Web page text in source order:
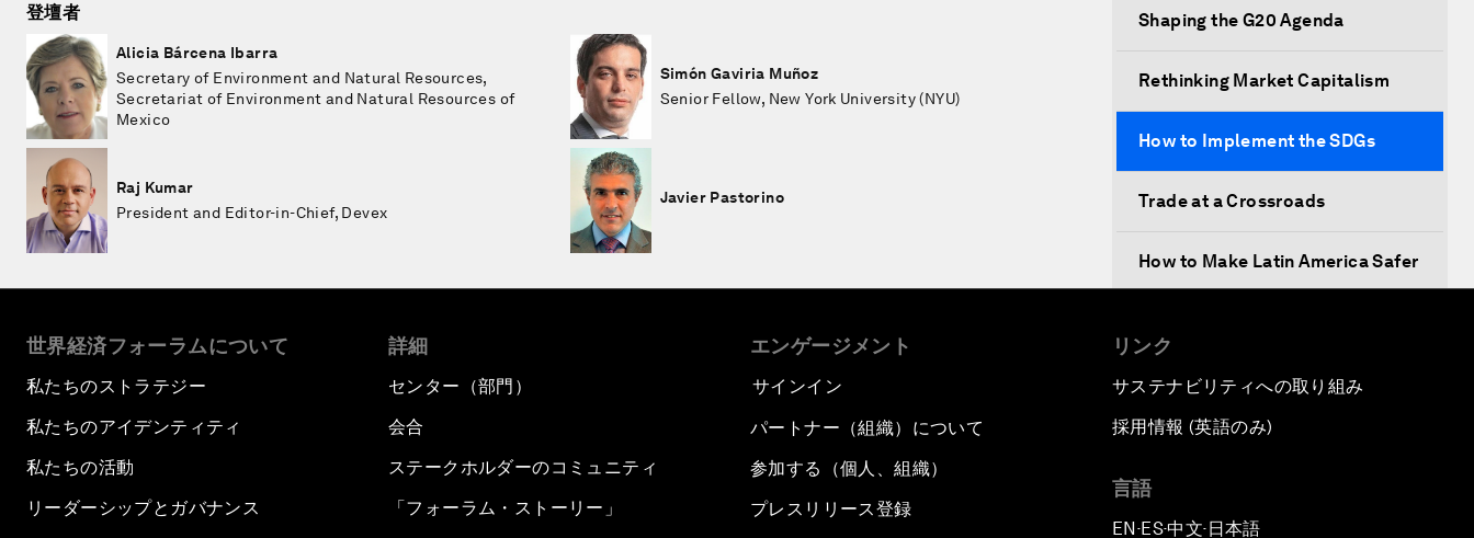
登壇者
Alicia Bárcena Ibarra
Secretary of Environment and Natural Resources,
Secretariat of Environment and Natural Resources of
Mexico
Simón Gaviria Muñoz
Senior Fellow, New York University (NYU)
Raj Kumar
President and Editor-in-Chief, Devex
Javier Pastorino
Shaping the G20 Agenda
Rethinking Market Capitalism
How to Implement the SDGs
Trade at a Crossroads
How to Make Latin America Safer
Climate Change
Risks
Productive Latin America
世界経済フォーラムについて
私たちのストラテジー
私たちのアイデンティティ
私たちの活動
リーダーシップとガバナンス
詳細
センター（部門）
会合
ステークホルダーのコミュニティ
「フォーラム・ストーリー」
エンゲージメント
サインイン
パートナー（組織）について
参加する（個人、組織）
プレスリリース登録
リンク
サステナビリティへの取り組み
採用情報 (英語のみ)
言語
EN ▪ES▪中文▪ 日本語